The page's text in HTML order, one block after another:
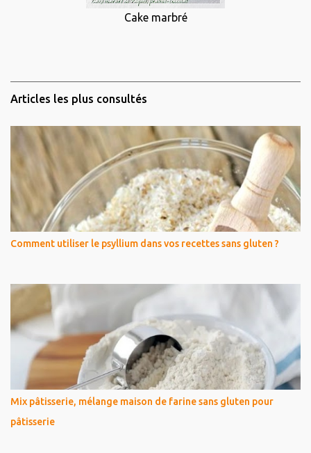
Cake marbré
Articles les plus consultés
Comment utiliser le psyllium dans vos recettes sans gluten ?
Mix pâtisserie, mélange maison de farine sans gluten pour
pâtisserie